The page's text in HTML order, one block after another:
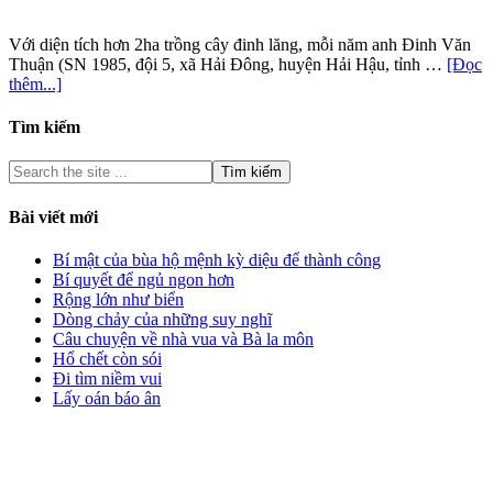
Với diện tích hơn 2ha trồng cây đinh lăng, mỗi năm anh Đinh Văn
Thuận (SN 1985, đội 5, xã Hải Đông, huyện Hải Hậu, tỉnh … [Đọc
thêm...]
Tìm kiếm
Bài viết mới
Bí mật của bùa hộ mệnh kỳ diệu để thành công
Bí quyết để ngủ ngon hơn
Rộng lớn như biển
Dòng chảy của những suy nghĩ
Câu chuyện về nhà vua và Bà la môn
Hổ chết còn sói
Đi tìm niềm vui
Lấy oán báo ân